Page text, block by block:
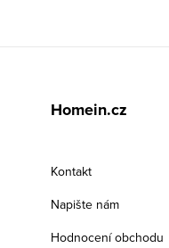
Homein.cz
Kontakt
Napište nám
Hodnocení obchodu